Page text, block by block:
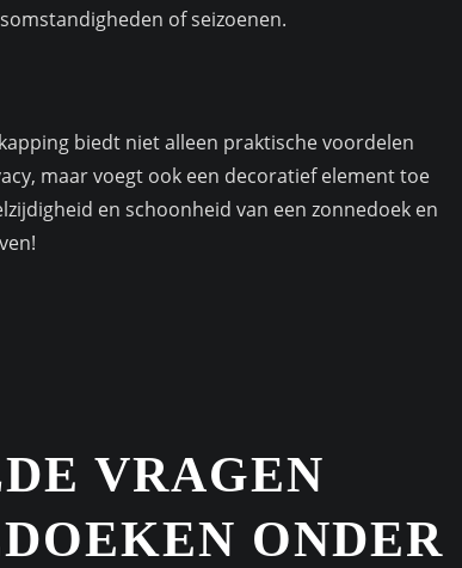
of seizoenen.
biedt niet alleen praktische voordelen
maar voegt ook een decoratief element toe
en schoonheid van een zonnedoek en
VRAGEN
ONDER